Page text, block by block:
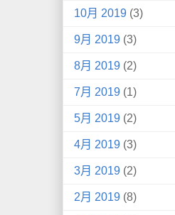
10月 2019 (3)
9月 2019 (3)
8月 2019 (2)
7月 2019 (1)
5月 2019 (2)
4月 2019 (3)
3月 2019 (2)
2月 2019 (8)